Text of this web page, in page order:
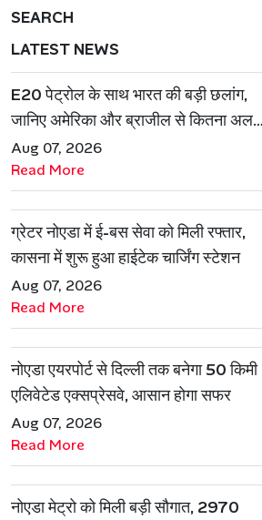
SEARCH
LATEST NEWS
E20 पेट्रोल के साथ भारत की बड़ी छलांग,
जानिए अमेरिका और ब्राजील से कितना अलग
है एथेनॉल मॉडल
Aug 07, 2026
Read More
ग्रेटर नोएडा में ई-बस सेवा को मिली रफ्तार,
कासना में शुरू हुआ हाईटेक चार्जिंग स्टेशन
Aug 07, 2026
Read More
नोएडा एयरपोर्ट से दिल्ली तक बनेगा 50 किमी
एलिवेटेड एक्सप्रेसवे, आसान होगा सफर
Aug 07, 2026
Read More
नोएडा मेट्रो को मिली बड़ी सौगात, 2970